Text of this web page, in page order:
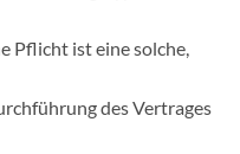
Pflicht ist eine solche,
des Vertrages